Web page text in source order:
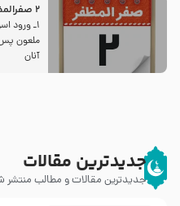
2 صفرالمظفر
1ـ ورود
ملعون پس
آنان
جدیدترین مقالات
جدیدترین مقالات و مطالب منتشر